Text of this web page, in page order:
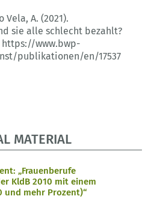
Vela, A. (2021).
sie alle schlecht bezahlt?
https://www.bwp-
publikationen/en/17537
MATERIAL
„Frauenberufe
KldB 2010 mit einem
und mehr Prozent)“